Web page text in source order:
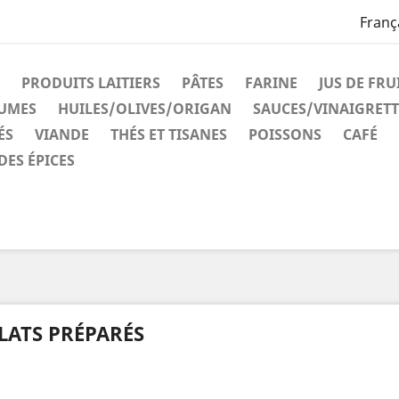
PRODUITS LAITIERS PÂTES FARINE
JUS DE
HUILES/OLIVES/ORIGAN
SAUCES/
VIANDE THÉS ET TISANES POISSONS
CAFÉ
ÉPICES
PRÉPARÉS